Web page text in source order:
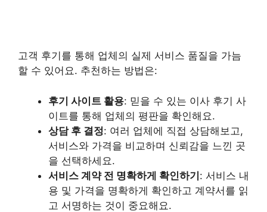
고객 후기를 통해 업체의 실제 서비스 품질을 가늠
할 수 있어요. 추천하는 방법은:
후기 사이트 활용: 믿을 수 있는 이사 후기 사
이트를 통해 업체의 평판을 확인해요.
상담 후 결정: 여러 업체에 직접 상담해보고,
서비스와 가격을 비교하며 신뢰감을 느낀 곳
을 선택하세요.
서비스 계약 전 명확하게 확인하기: 서비스 내
용 및 가격을 명확하게 확인하고 계약서를 읽
고 서명하는 것이 중요해요.